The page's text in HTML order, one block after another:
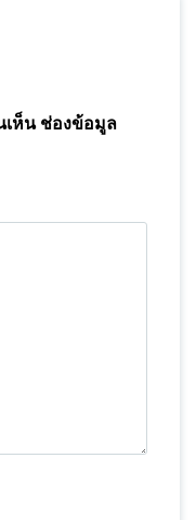
เห็น ช่องข้อมูล